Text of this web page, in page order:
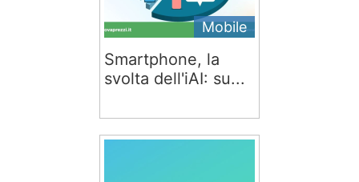
Mobile
Smartphone, la
svolta dell'iAI: su...